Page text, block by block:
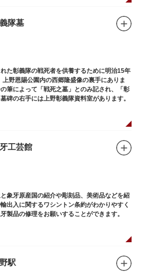
隊墓
た彰義隊の戦死者を供養するために明治15年
上野恩賜公園内の西郷隆盛像の裏手にありま
筆によって「戦死之墓」とのみ記され、「彰
碑の右手には上野彰義隊資料室があります。
工芸館
象牙原産国の紹介や彫刻品、美術品などを紹
出入に関するワシントン条約がわかりやすく
製品の修理をお願いすることができます。
野駅